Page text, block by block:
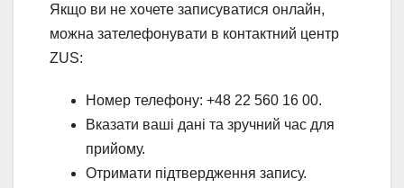
Якщо ви не хочете записуватися онлайн,
можна зателефонувати в контактний центр
ZUS:
Номер телефону: +48 22 560 16 00.
Вказати ваші дані та зручний час для
прийому.
Отримати підтвердження запису.